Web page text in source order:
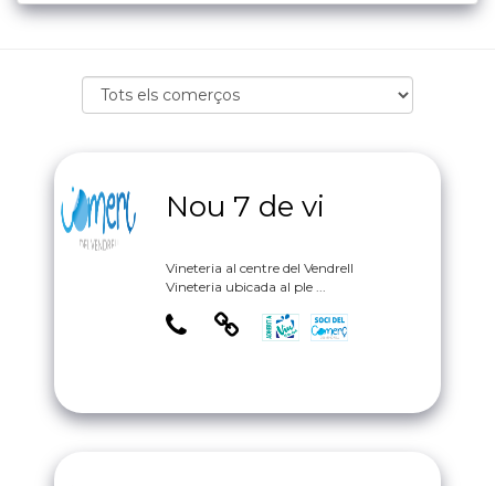
Nou 7 de vi
Vineteria al centre del Vendrell
Vineteria ubicada al ple ...